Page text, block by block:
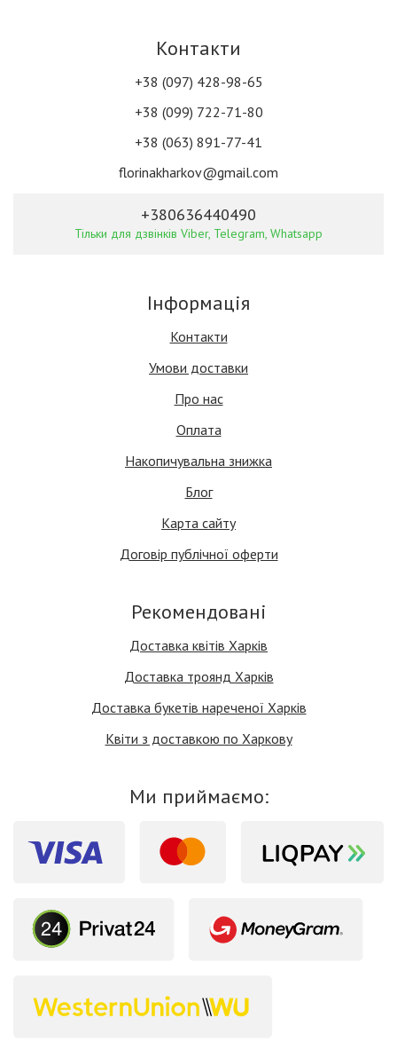
Контакти
+38 (097) 428-98-65
+38 (099) 722-71-80
+38 (063) 891-77-41
florinakharkov@gmail.com
+380636440490
Тільки для дзвінків Viber, Telegram, Whatsapp
Інформація
Контакти
Умови доставки
Про нас
Оплата
Накопичувальна знижка
Блог
Карта сайту
Договір публічної оферти
Рекомендовані
Доставка квітів Харків
Доставка троянд Харків
Доставка букетів нареченої Харків
Квіти з доставкою по Харкову
Ми приймаємо: